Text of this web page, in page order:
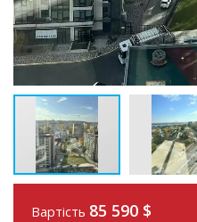
Вартість 85 590 $